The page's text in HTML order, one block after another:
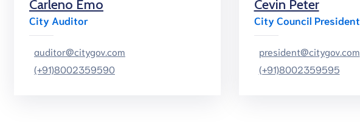
Carleno Emo
City Auditor
auditor@citygov.com
(+91)8002359590
Cevin Peter
City Council President
president@citygov.com
(+91)8002359595